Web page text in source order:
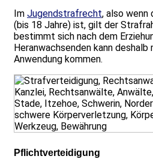
Im Jugendstrafrecht, also wenn
(bis 18 Jahre) ist, gilt der
bestimmt sich nach dem
Heranwachsenden kann deshalb
Anwendung kommen.
Pflichtverteidigung